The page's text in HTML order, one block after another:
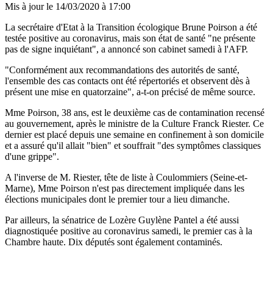
Mis à jour le 14/03/2020 à 17:00
La secrétaire d'Etat à la Transition écologique Brune Poirson a été
testée positive au coronavirus, mais son état de santé "ne présente
pas de signe inquiétant", a annoncé son cabinet samedi à l'AFP.
"Conformément aux recommandations des autorités de santé,
l'ensemble des cas contacts ont été répertoriés et observent dès à
présent une mise en quatorzaine", a-t-on précisé de même source.
Mme Poirson, 38 ans, est le deuxième cas de contamination recensé
au gouvernement, après le ministre de la Culture Franck Riester. Ce
dernier est placé depuis une semaine en confinement à son domicile
et a assuré qu'il allait "bien" et souffrait "des symptômes classiques
d'une grippe".
A l'inverse de M. Riester, tête de liste à Coulommiers (Seine-et-
Marne), Mme Poirson n'est pas directement impliquée dans les
élections municipales dont le premier tour a lieu dimanche.
Par ailleurs, la sénatrice de Lozère Guylène Pantel a été aussi
diagnostiquée positive au coronavirus samedi, le premier cas à la
Chambre haute. Dix députés sont également contaminés.